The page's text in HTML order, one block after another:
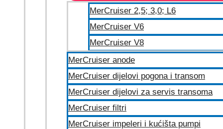
MerCruiser 2,5; 3,0; L6
MerCruiser V6
MerCruiser V8
MerCruiser anode
MerCruiser dijelovi pogona i transom
MerCruiser dijelovi za servis transoma
MerCruiser filtri
MerCruiser impeleri i kućišta pumpi